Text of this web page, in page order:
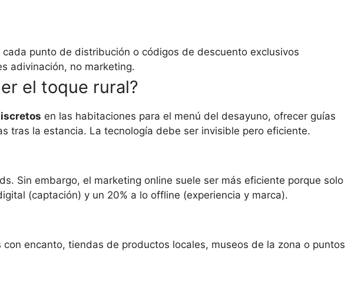
punto de distribución o códigos de descuento exclusivos
adivinación, no marketing.
el toque rural?
en las habitaciones para el menú del desayuno, ofrecer guías
tras la estancia. La tecnología debe ser invisible pero eficiente.
Sin embargo, el marketing online suele ser más eficiente porque solo
(captación) y un 20% a lo offline (experiencia y marca).
encanto, tiendas de productos locales, museos de la zona o puntos